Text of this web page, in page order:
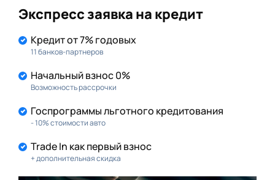
Экспресс заявка на кредит
Кредит от 7% годовых
11 банков-партнеров
Начальный взнос 0%
Возможность рассрочки
Госпрограммы льготного кредитования
- 10% стоимости авто
Trade In как первый взнос
+ дополнительная скидка